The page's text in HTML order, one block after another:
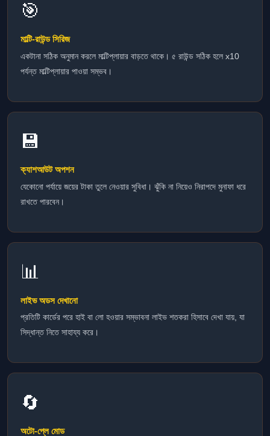
🎯
মাল্টি-রাউন্ড সিরিজ
একটানা সঠিক অনুমান করলে মাল্টিপ্লায়ার বাড়তে থাকে। ৫ রাউন্ড সঠিক হলে x10
পর্যন্ত মাল্টিপ্লায়ার পাওয়া সম্ভব।
💾
ক্যাশআউট অপশন
যেকোনো পর্যায়ে জয়ের টাকা তুলে নেওয়ার সুবিধা। ঝুঁকি না নিয়েও নিরাপদে মুনাফা ধরে
রাখতে পারবেন।
📊
লাইভ অডস দেখানো
প্রতিটি কার্ডের পরে হাই বা লো হওয়ার সম্ভাবনা লাইভ শতকরা হিসাবে দেখা যায়, যা
সিদ্ধান্ত নিতে সাহায্য করে।
🔄
অটো-প্লে মোড